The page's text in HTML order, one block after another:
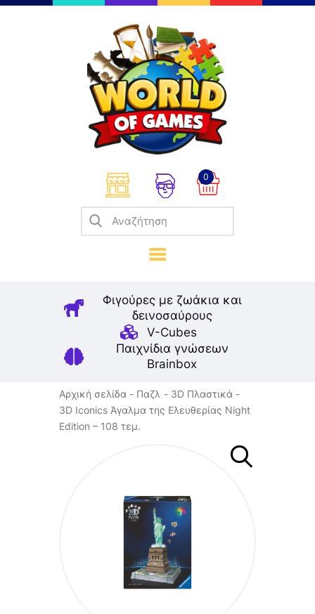
0
Φιγούρες με ζωάκια και
δεινοσαύρους
V-Cubes
Παιχνίδια γνώσεων
Brainbox
Επιτραπέζια
Παζλ
Παιχνίδια Καρτών
Σπαζοκεφαλιές
Κατασκευές
Καλλιτεχνικά
Μοντελισμός
Βιβλία
Παιχνίδια Ρόλων
Αρχική σελίδα Παζλ
3D Πλαστικά
3D Iconics Άγαλμα της Ελευθερίας Night
Edition – 108 τεμ.